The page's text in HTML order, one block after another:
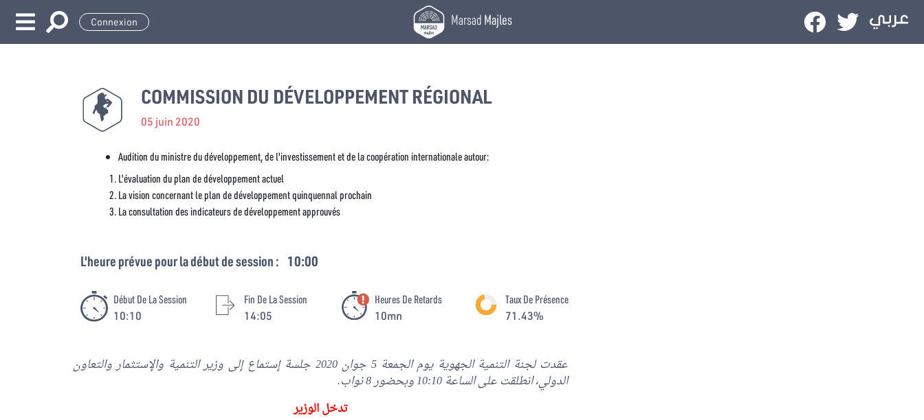
Connexion MarsadMajles
COMMISSION DU DÉVELOPPEMENT RÉGIONAL
05 juin 2020
Audition du ministre du développement, de l'investissement et de la coopération internationale autour:
L'évaluation du plan de développement actuel
La vision concernant le plan de développement quinquennal prochain
La consultation des indicateurs de développement approuvés
L'heure prévue pour la début de session : 10:00
Début De La Session
10:10
Fin De La Session
14:05
Heures De Retards
10mn
Taux De Présence
71.43%
عقدت لجنة التنمية الجهوية يوم الجمعة 5 جوان 2020 جلسة إستماع إلى وزير التنمية والإستثمار والتعاون
الدولي، انطلقت على الساعة 10:10 وبحضور 8 نواب.
تدخل الوزير